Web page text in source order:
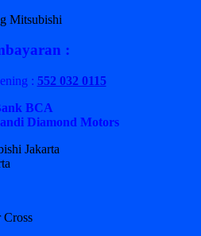
:
: 552 032 0115
BCA
Diamond Motors